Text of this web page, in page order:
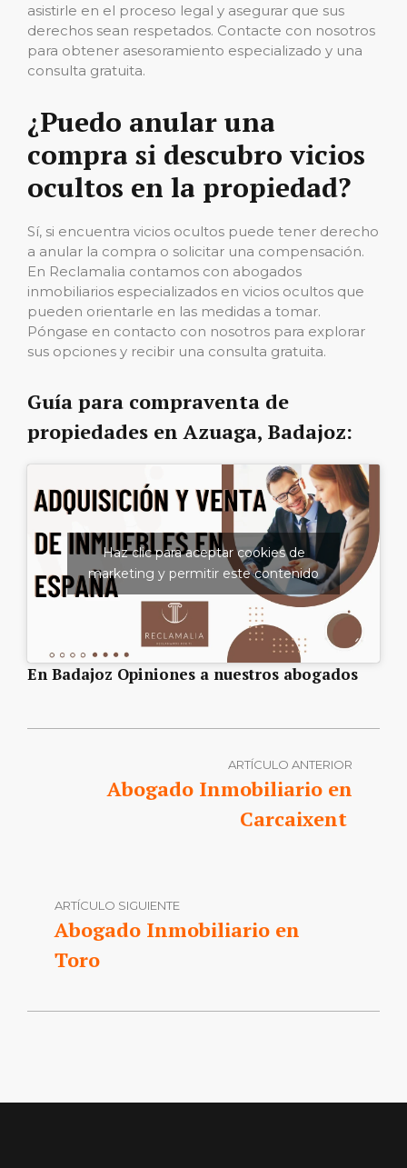
asistirle en el proceso legal y asegurar que sus
derechos sean respetados. Contacte con nosotros
para obtener asesoramiento especializado y una
consulta gratuita.
¿Puedo anular una
compra si descubro vicios
ocultos en la propiedad?
Sí, si encuentra vicios ocultos puede tener derecho
a anular la compra o solicitar una compensación.
En Reclamalia contamos con abogados
inmobiliarios especializados en vicios ocultos que
pueden orientarle en las medidas a tomar.
Póngase en contacto con nosotros para explorar
sus opciones y recibir una consulta gratuita.
Guía para compraventa de
propiedades en Azuaga, Badajoz:
Haz clic para aceptar cookies de
marketing y permitir este contenido
En Badajoz Opiniones a nuestros abogados
ARTÍCULO ANTERIOR
Abogado Inmobiliario en
Carcaixent
ARTÍCULO SIGUIENTE
Abogado Inmobiliario en
Toro